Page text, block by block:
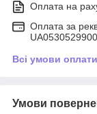
Оплата на
Оплата за
Всі умови оплати
Умови